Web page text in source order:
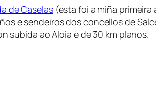
de Caselas(esta foi a miña primeira
e sendeiros dos concellos de
subida ao Aloia e de 30 km planos.